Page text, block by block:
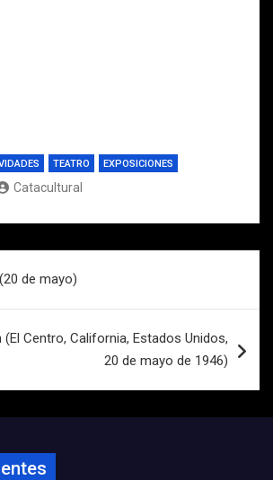
TEATRO EXPOSICIONES
Catacultural
de mayo)
(El Centro, California, Estados Unidos,
20 de mayo de 1946)